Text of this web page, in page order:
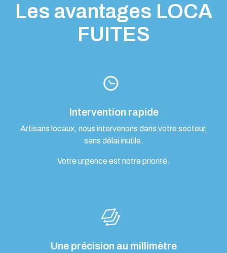
Les avantages LOCA
FUITES
Intervention rapide
Artisans locaux, nous intervenons dans votre secteur,
sans délai inutile.
Votre urgence est notre priorité.
Une précision au millimètre